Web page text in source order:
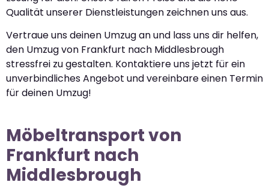
Qualität unserer Dienstleistungen zeichnen uns aus.
Vertraue uns deinen Umzug an und lass uns dir helfen,
den Umzug von Frankfurt nach Middlesbrough
stressfrei zu gestalten. Kontaktiere uns jetzt für ein
unverbindliches Angebot und vereinbare einen Termin
für deinen Umzug!
Möbeltransport von
Frankfurt nach
Middlesbrough